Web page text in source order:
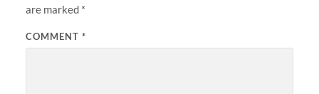
are marked *
COMMENT *